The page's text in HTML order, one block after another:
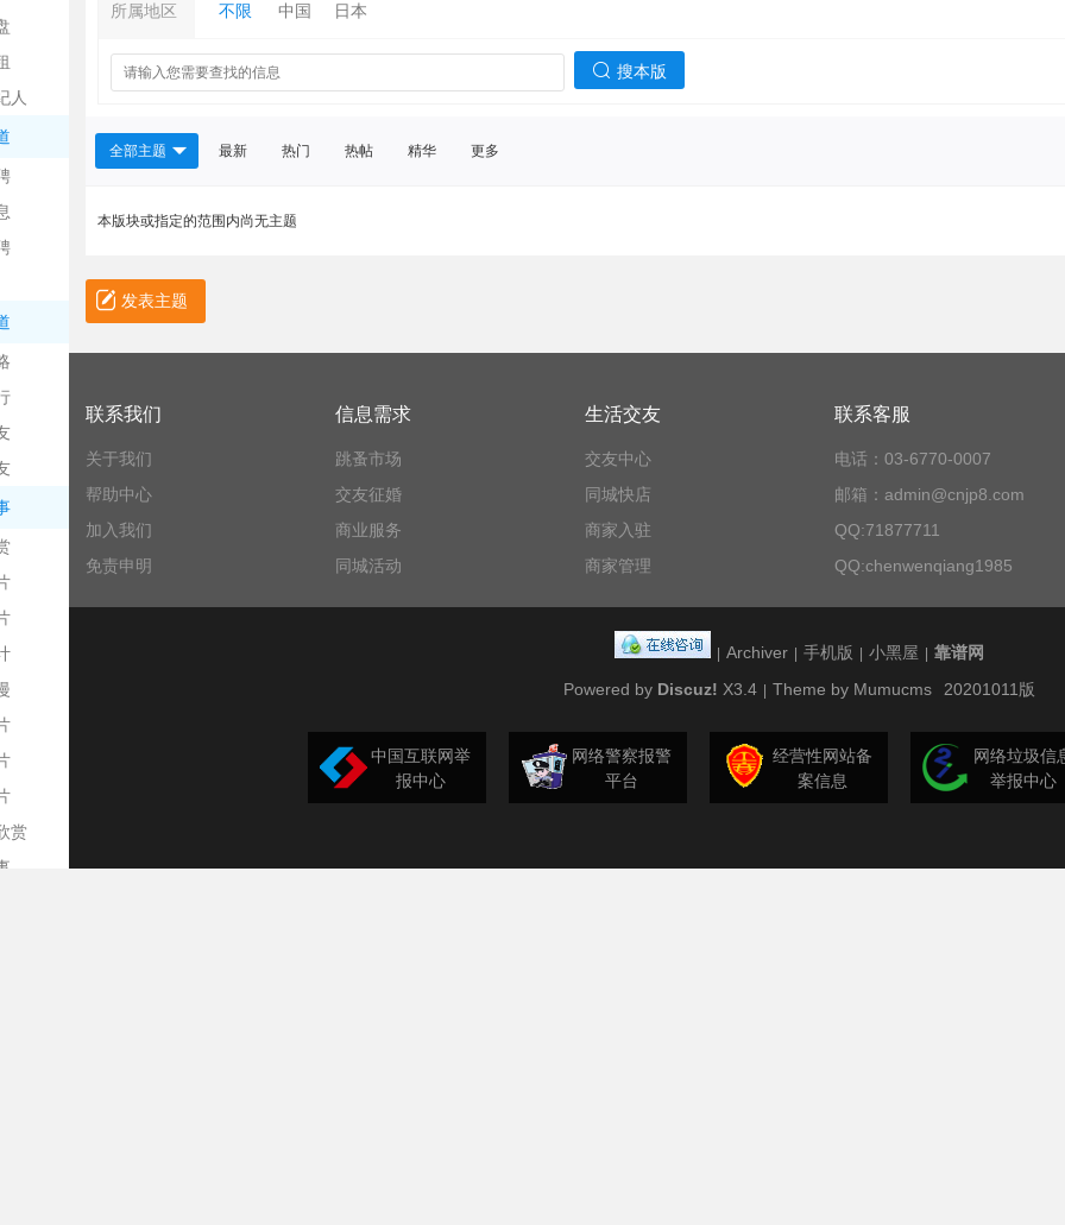
人
赏
所属地区 不限 中国 日本
搜本版
全部主题 最新 热门 热帖 精华 更多
本版块或指定的范围内尚无主题
发表主题
联系我们
关于我们
帮助中心
加入我们
免责申明
信息需求
跳蚤市场
交友征婚
商业服务
同城活动
生活交友
交友中心
同城快店
商家入驻
商家管理
联系客服
电话：03-6770-0007
邮箱：admin@cnjp8.com
QQ:71877711
QQ:chenwenqiang1985
Archiver 手机版 小黑屋
靠谱网
Powered by Discuz! X3.4 Theme by Mumucms 20201011版
中国互联网举
报中心
网络警察报警
平台
经营性网站备
案信息
网络垃圾信
举报中心